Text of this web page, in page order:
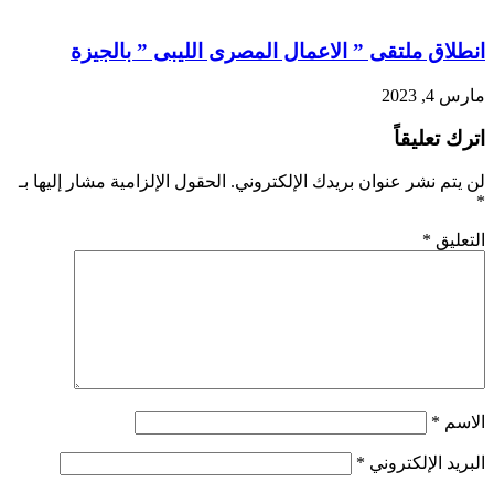
انطلاق ملتقى ” الاعمال المصرى الليبى ” بالجيزة
مارس 4, 2023
اترك تعليقاً
لن يتم نشر عنوان بريدك الإلكتروني. الحقول الإلزامية مشار إليها بـ
*
التعليق *
الاسم *
البريد الإلكتروني *